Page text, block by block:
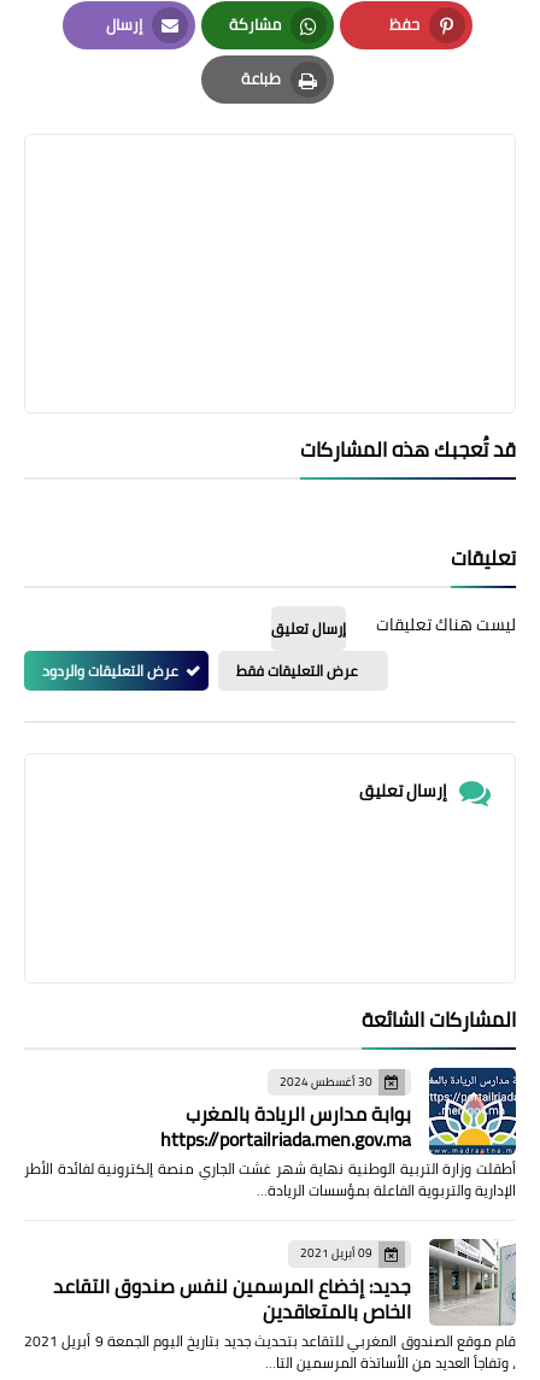
حفظ
Pinterest
مشاركة
Whatsapp
إرسال
Email
طباعة
Print
قد تُعجبك هذه المشاركات
تعليقات
ليست هناك تعليقات
إرسال تعليق
عرض التعليقات فقط
عرض التعليقات والردود
إرسال تعليق
المشاركات الشائعة
30 أغسطس 2024
بوابة مدارس الريادة بالمغرب
https://portailriada.men.gov.ma
أطقلت وزارة التربية الوطنية نهاية شهر غشت الجاري منصة إلكترونية لفائدة الأطر
الإدارية والتربوية الفاعلة بمؤسسات الريادة…
09 أبريل 2021
جديد: إخضاع المرسمين لنفس صندوق التقاعد
الخاص بالمتعاقدين
قام موقع الصندوق المغربي للتقاعد بتحديث جديد بتاريخ اليوم الجمعة 9 أبريل 2021
، وتفاجأ العديد من الأساتذة المرسمين التا…